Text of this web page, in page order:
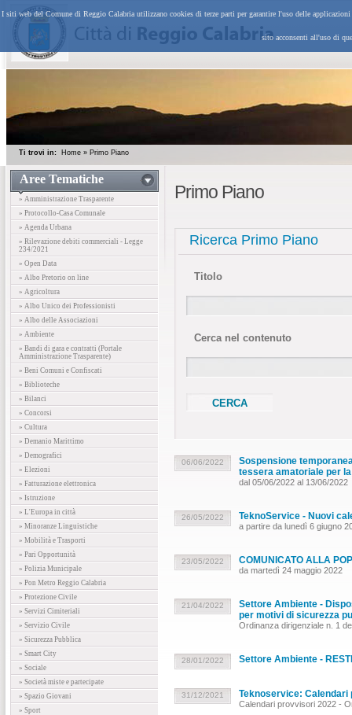
I siti web del Comune di Reggio Calabria utilizzano cookies di terze parti per garantire l'uso delle
sito acconsenti all'uso di
Ti trovi in: Home » Primo Piano
Aree Tematiche
» Amministrazione Trasparente
» Protocollo-Casa Comunale
» Agenda Urbana
» Rilevazione debiti commerciali - Legge
234/2021
» Open Data
» Albo Pretorio on line
» Agricoltura
» Albo Unico dei Professionisti
» Albo delle Associazioni
» Ambiente
» Bandi di gara e contratti (Portale
Amministrazione Trasparente)
» Beni Comuni e Confiscati
» Biblioteche
» Bilanci
» Concorsi
» Cultura
» Demanio Marittimo
» Demografici
» Elezioni
» Fatturazione elettronica
» Istruzione
» L'Europa in città
» Minoranze Linguistiche
» Mobilità e Trasporti
» Pari Opportunità
» Polizia Municipale
» Pon Metro Reggio Calabria
» Protezione Civile
» Servizi Cimiteriali
» Servizio Civile
» Sicurezza Pubblica
» Smart City
» Sociale
» Società miste e partecipate
» Spazio Giovani
» Sport
Primo Piano
Ricerca Primo Piano
Titolo
Cerca nel contenuto
06/06/2022
Sospensione
tessera amatoriale per
dal 05/06/2022 al 13/06/2022
26/05/2022 TeknoService - Nuovi
a partire da lunedì 6 giugno
23/05/2022 COMUNICATO ALLA
da martedì 24 maggio 2022
21/04/2022
Settore Ambiente -
per motivi di sicurezza
Ordinanza dirigenziale n. 1
28/01/2022 Settore Ambiente -
31/12/2021 Teknoservice:
Calendari provvisori 2022 -